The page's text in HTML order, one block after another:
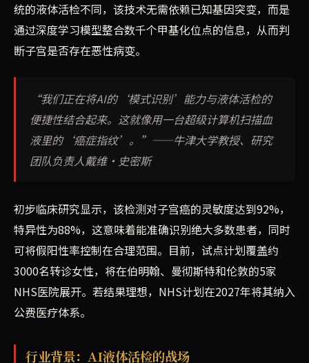
统的液体活检不同，该技术无需依赖已知基因突变，而是
通过深度学习模型整合数千个甲基化位点的信息，从而判
断子宫是否存在恶性病变。
“我们正在将AI的‘模式识别’能力与液体活检的
便捷性结合起来。这就像用一台超级计算机扫描血
液里的‘癌症指纹’。”——牛津大学教授、研究
团队负责人戴维·史密斯
初步临床研究显示，该检测对子宫癌的灵敏度达到92%，
特异性为88%，这意味着能准确识别绝大多数患者，同时
可将假阳性率控制在合理范围。目前，试点计划覆盖约
3000名转诊女性，将在伯明翰、曼彻斯特和伦敦的5家
NHS医院展开。若结果理想，NHS计划在2027年将其纳入
公费医疗体系。
行业背景：AI液体活检的战场